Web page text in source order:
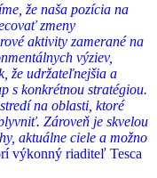
že naša pozícia na
zmeny
aktivity zamerané na
výziev,
že udržateľnejšia a
s konkrétnou stratégiou.
na oblasti, ktoré
Zároveň je skvelou
aktuálne ciele a možno
výkonný riaditeľ Tesca